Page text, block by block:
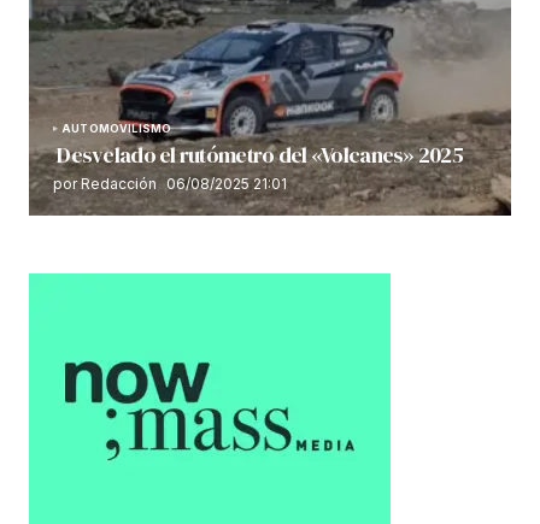
AUTOMOVILISMO
Desvelado el rutómetro del «Volcanes» 2025
por Redacción 06/08/2025 21:01